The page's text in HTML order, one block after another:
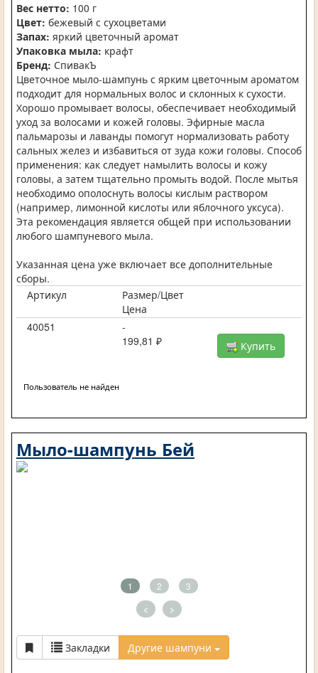
Вес нетто: 100 г
Цвет: бежевый с сухоцветами
Запах: яркий цветочный аромат
Упаковка мыла: крафт
Бренд: СпивакЪ
Цветочное мыло-шампунь с ярким цветочным ароматом
подходит для нормальных волос и склонных к сухости.
Хорошо промывает волосы, обеспечивает необходимый
уход за волосами и кожей головы. Эфирные масла
пальмарозы и лаванды помогут нормализовать работу
сальных желез и избавиться от зуда кожи головы. Способ
применения: как следует намылить волосы и кожу
головы, а затем тщательно промыть водой. После мытья
необходимо ополоснуть волосы кислым раствором
(например, лимонной кислоты или яблочного уксуса).
Эта рекомендация является общей при использовании
любого шампуневого мыла.
Указанная цена уже включает все дополнительные
сборы.
Артикул
Размер/Цвет
Цена
40051
-
199,81 ₽
Купить
Пользователь не найден
Мыло-шампунь Бей
1 2 3
< >
Закладки Другие шампуни